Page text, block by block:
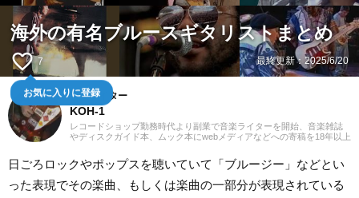
海外の有名ブルースギタリストまとめ
favorite_border 7
お気に入りに登録
最終更新： 2025/6/20
音楽ライター
KOH-1
レコードショップ勤務時代より副業で音楽ライターを開始、音楽雑誌
やディスクガイド本、ムック本にwebメディアなどへの寄稿を18年以上
35年以上「好きなものが好き」をモットーに好奇心を忘れないことを
常に心がけています。バンド活動歴あり、作詞作曲を担当するベーシ
ストという立ち位置でした。演奏経験のある楽器はベース、ギター、
ピアノ。40代半ばから英語の勉強を開始、現在も継続中です。
日ごろロックやポップスを聴いていて「ブルージー」などとい
った表現でその楽曲、もしくは楽曲の一部分が表現されている